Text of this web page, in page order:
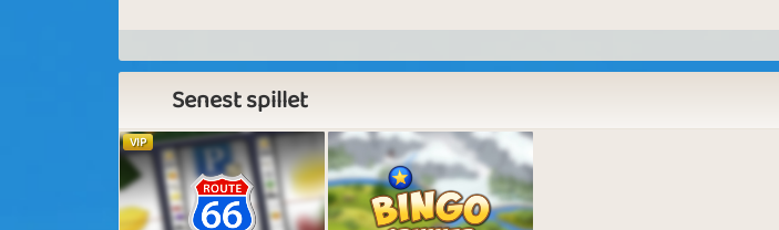
Senest spillet
VIP